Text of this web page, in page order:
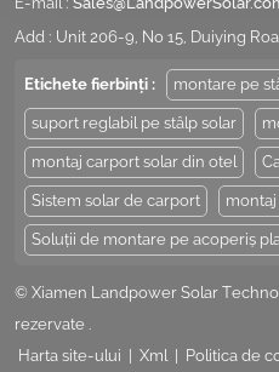
Add : Unit 206-9, No 15, Duiying
Etichete fierbinți : montare pe
suport reglabil pe stâlp solar
montaj carport solar din otel
Sistem solar de carport
Soluții de montare pe acoperiș
© Xiamen Landpower Solar
rezervate .
Harta site-ului
Xml Politica de